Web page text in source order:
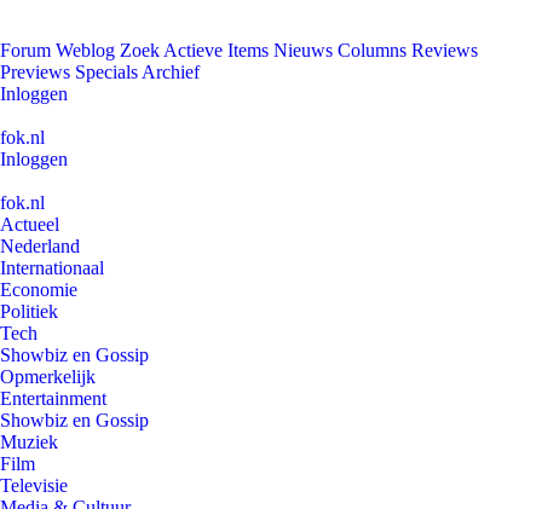
Forum Weblog Zoek Actieve Items Nieuws Columns Reviews
Previews Specials Archief
Inloggen
fok.nl
Inloggen
fok.nl
Actueel
Nederland
Internationaal
Economie
Politiek
Tech
Showbiz en Gossip
Opmerkelijk
Entertainment
Showbiz en Gossip
Muziek
Film
Televisie